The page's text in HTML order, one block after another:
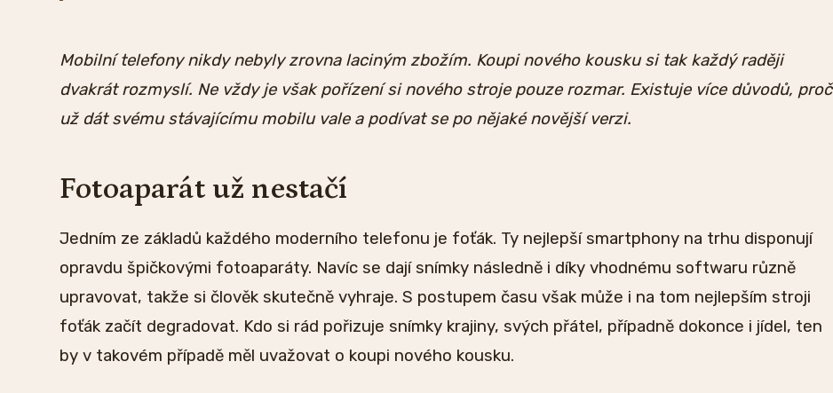
Mobilní telefony nikdy nebyly zrovna laciným zbožím. Koupi nového kousku si tak každý raději
dvakrát rozmyslí. Ne vždy je však pořízení si nového stroje pouze rozmar. Existuje více důvodů, proč
už dát svému stávajícímu mobilu vale a podívat se po nějaké novější verzi.
Fotoaparát už nestačí
Jedním ze základů každého moderního telefonu je foťák. Ty nejlepší smartphony na trhu disponují
opravdu špičkovými fotoaparáty. Navíc se dají snímky následně i díky vhodnému softwaru různě
upravovat, takže si člověk skutečně vyhraje. S postupem času však může i na tom nejlepším stroji
foťák začít degradovat. Kdo si rád pořizuje snímky krajiny, svých přátel, případně dokonce i jídel, ten
by v takovém případě měl uvažovat o koupi nového kousku.